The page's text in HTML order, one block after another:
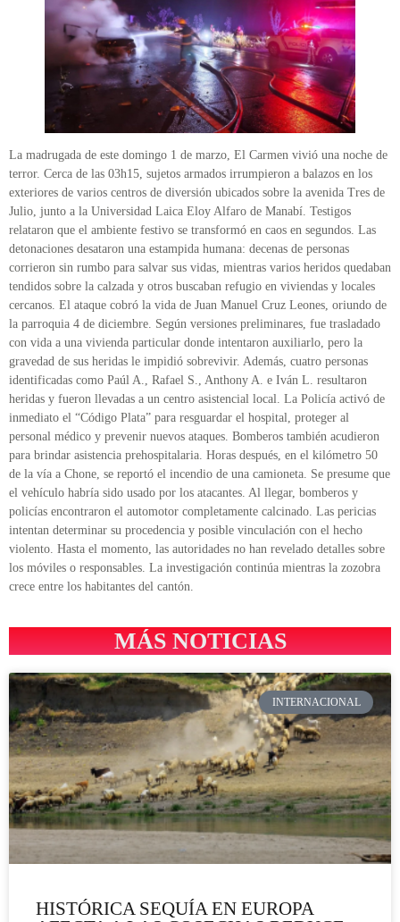
La madrugada de este domingo 1 de marzo, El Carmen vivió una noche de
terror. Cerca de las 03h15, sujetos armados irrumpieron a balazos en los
exteriores de varios centros de diversión ubicados sobre la avenida Tres de
Julio, junto a la Universidad Laica Eloy Alfaro de Manabí. Testigos
relataron que el ambiente festivo se transformó en caos en segundos. Las
detonaciones desataron una estampida humana: decenas de personas
corrieron sin rumbo para salvar sus vidas, mientras varios heridos quedaban
tendidos sobre la calzada y otros buscaban refugio en viviendas y locales
cercanos. El ataque cobró la vida de Juan Manuel Cruz Leones, oriundo de
la parroquia 4 de diciembre. Según versiones preliminares, fue trasladado
con vida a una vivienda particular donde intentaron auxiliarlo, pero la
gravedad de sus heridas le impidió sobrevivir. Además, cuatro personas
identificadas como Paúl A., Rafael S., Anthony A. e Iván L. resultaron
heridas y fueron llevadas a un centro asistencial local. La Policía activó de
inmediato el “Código Plata” para resguardar el hospital, proteger al
personal médico y prevenir nuevos ataques. Bomberos también acudieron
para brindar asistencia prehospitalaria. Horas después, en el kilómetro 50
de la vía a Chone, se reportó el incendio de una camioneta. Se presume que
el vehículo habría sido usado por los atacantes. Al llegar, bomberos y
policías encontraron el automotor completamente calcinado. Las pericias
intentan determinar su procedencia y posible vinculación con el hecho
violento. Hasta el momento, las autoridades no han revelado detalles sobre
los móviles o responsables. La investigación continúa mientras la zozobra
crece entre los habitantes del cantón.
MÁS NOTICIAS
INTERNACIONAL
HISTÓRICA SEQUÍA EN EUROPA